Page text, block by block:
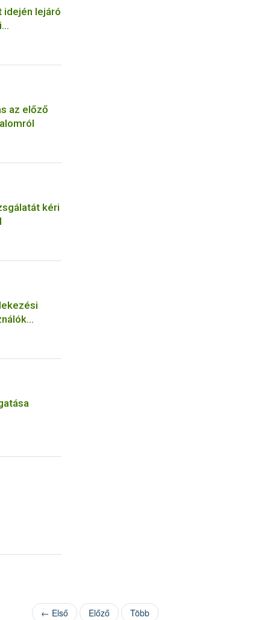
idején lejáró
az előző
kéri
← Első Előző Több